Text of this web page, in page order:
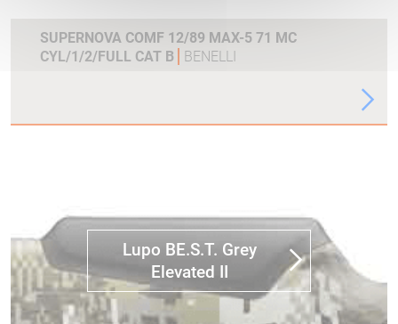
SUPERNOVA COMF 12/89 MAX-5 71 MC
CYL/1/2/FULL CAT B
BENELLI
Lupo BE.S.T. Grey
Elevated II